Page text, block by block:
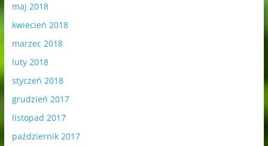
maj 2018
kwiecień 2018
marzec 2018
luty 2018
styczeń 2018
grudzień 2017
listopad 2017
październik 2017